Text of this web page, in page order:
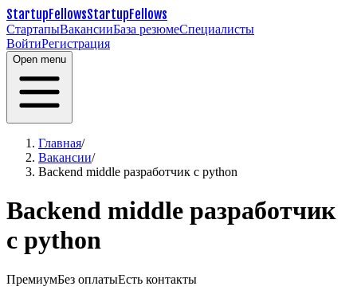
StartupFellowsStartupFellows
СтартапыВакансииБаза резюмеСпециалисты
ВойтиРегистрация
Open menu
Главная/
Вакансии/
Backend middle разработчик с python
Backend middle разработчик
с python
ПремиумБез оплатыЕсть контакты